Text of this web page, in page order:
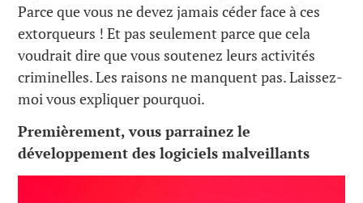
Parce que vous ne devez jamais céder face à ces
extorqueurs ! Et pas seulement parce que cela
voudrait dire que vous soutenez leurs activités
criminelles. Les raisons ne manquent pas. Laissez-
moi vous expliquer pourquoi.
Premièrement, vous parrainez le
développement des logiciels malveillants